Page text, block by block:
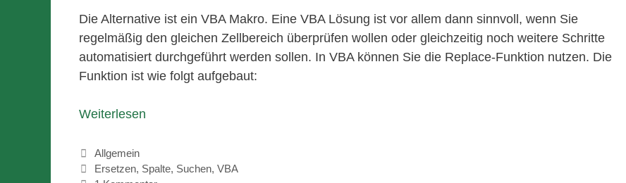
Die Alternative ist ein VBA Makro. Eine VBA Lösung ist vor allem dann sinnvoll, wenn Sie
regelmäßig den gleichen Zellbereich überprüfen wollen oder gleichzeitig noch weitere Schritte
automatisiert durchgeführt werden sollen. In VBA können Sie die Replace-Funktion nutzen. Die
Funktion ist wie folgt aufgebaut:
Weiterlesen
Kategorien
Allgemein
Schlagwörter
Ersetzen, Spalte, Suchen,VBA